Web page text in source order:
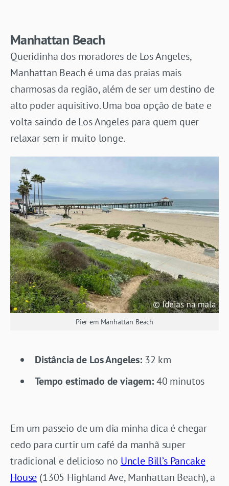
Manhattan Beach
Queridinha dos moradores de Los Angeles,
Manhattan Beach é uma das praias mais
charmosas da região, além de ser um destino de
alto poder aquisitivo. Uma boa opção de bate e
volta saindo de Los Angeles para quem quer
relaxar sem ir muito longe.
Pier em Manhattan Beach
Distância de Los Angeles: 32 km
Tempo estimado de viagem:40 minutos
Em um passeio de um dia minha dica é chegar
cedo para curtir um café da manhã super
tradicional e delicioso no Uncle Bill’s Pancake
House (1305 Highland Ave, Manhattan Beach), a